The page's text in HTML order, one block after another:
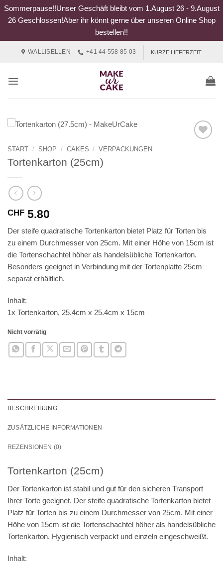
Sommerpause!!Unser Geschäft bleibt vom 1.August 26 - 9.August
26 Geschlossen!Aber ihr könnt gerne über unseren Online Shop
bestellen!!
WALLISELLEN +41 44 558 85 03 KURZE LIEFERZEIT
START / SHOP / CAKES / VERPACKUNGEN
Tortenkarton (25cm)
CHF 5.80
Der steife quadratische Tortenkarton bietet Platz für Torten bis
zu einem Durchmesser von 25cm. Mit einer Höhe von 15cm ist
die Tortenschachtel höher als handelsübliche Tortenkarton.
Besonders geeignet in Verbindung mit der Tortenplatte 25cm
separat erhältlich.
Inhalt:
1x Tortenkarton, 25.4cm x 25.4cm x 15cm
Nicht vorrätig
BESCHREIBUNG
ZUSÄTZLICHE INFORMATIONEN
REZENSIONEN (0)
Tortenkarton (25cm)
Der Tortenkarton ist stabil und gut für den sicheren Transport
Ihrer Torte geeignet. Der steife quadratische Tortenkarton bietet
Platz für Torten bis zu einem Durchmesser von 25cm. Mit einer
Höhe von 15cm ist die Tortenschachtel höher als handelsübliche
Tortenkarton. Hygienisch verpackt und einzeln eingeschweißt.
Inhalt: